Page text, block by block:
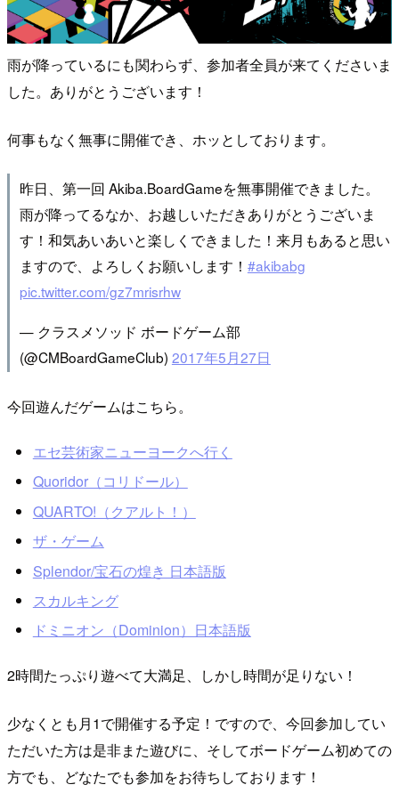
雨が降っているにも関わらず、参加者全員が来てくださいま
した。ありがとうございます！
何事もなく無事に開催でき、ホッとしております。
昨日、第一回 Akiba.BoardGameを無事開催できました。
雨が降ってるなか、お越しいただきありがとうございま
す！和気あいあいと楽しくできました！来月もあると思い
ますので、よろしくお願いします！ #akibabg
pic.twitter.com/gz7mrisrhw
— クラスメソッド ボードゲーム部
(@CMBoardGameClub) 2017年5月27日
今回遊んだゲームはこちら。
エセ芸術家ニューヨークへ行く
Quoridor（コリドール）
QUARTO!（クアルト！）
ザ・ゲーム
Splendor/宝石の煌き 日本語版
スカルキング
ドミニオン（Dominion）日本語版
2時間たっぷり遊べて大満足、しかし時間が足りない！
少なくとも月1で開催する予定！ですので、今回参加してい
ただいた方は是非また遊びに、そしてボードゲーム初めての
方でも、どなたでも参加をお待ちしております！